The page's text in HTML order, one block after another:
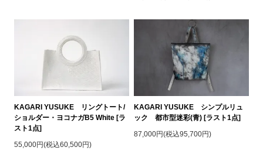
KAGARI YUSUKE リングトート/
ショルダー・ヨコナガB5 White [ラ
スト1点]
55,000円(税込60,500円)
KAGARI YUSUKE シンプルリュ
ック 都市型迷彩(青) [ラスト1点]
87,000円(税込95,700円)